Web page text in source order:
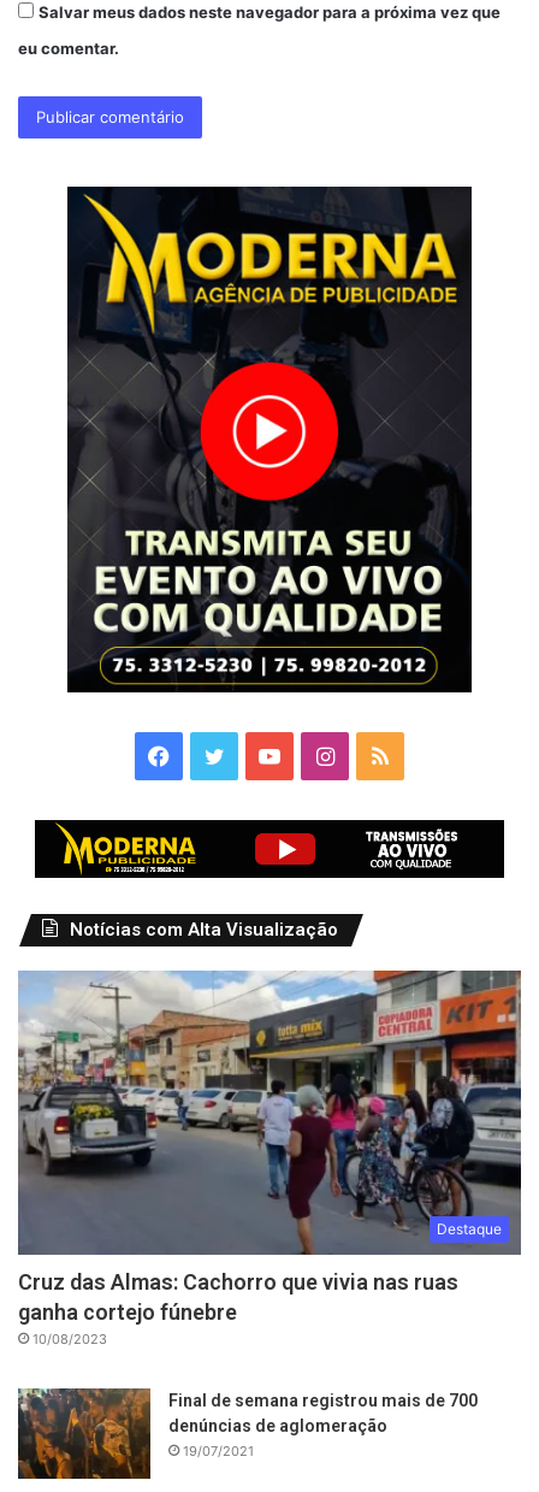
Salvar meus dados neste navegador para a próxima vez que
eu comentar.
Facebook
TwitterYouTubeInstagram
RSS
Notícias com Alta Visualização
Destaque
Cruz das Almas: Cachorro que vivia nas ruas
ganha cortejo fúnebre
10/08/2023
Final de semana registrou mais de 700
denúncias de aglomeração
19/07/2021